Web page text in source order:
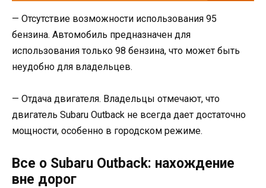
— Отсутствие возможности использования 95
бензина. Автомобиль предназначен для
использования только 98 бензина, что может быть
неудобно для владельцев.
— Отдача двигателя. Владельцы отмечают, что
двигатель Subaru Outback не всегда дает достаточно
мощности, особенно в городском режиме.
Все о Subaru Outback: нахождение
вне дорог